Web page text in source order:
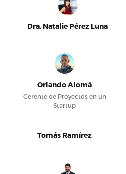
Dra. Natalie Pérez Luna
Orlando Alomá
Gerente de Proyectos en un
Startup
Tomás Ramírez